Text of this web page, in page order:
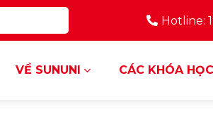
Hotline:
VỀ SUNUNI CÁC KHÓA HỌC